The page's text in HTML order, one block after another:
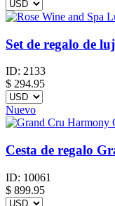
Set de regalo de
ID: 2133
$ 294.95
Nuevo
Cesta de regalo
ID: 10061
$ 899.95